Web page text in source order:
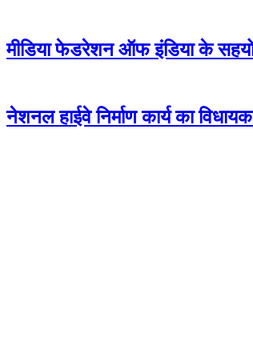
मीडिया फेडरेशन ऑफ इंडिया के
नेशनल हाईवे निर्माण कार्य का